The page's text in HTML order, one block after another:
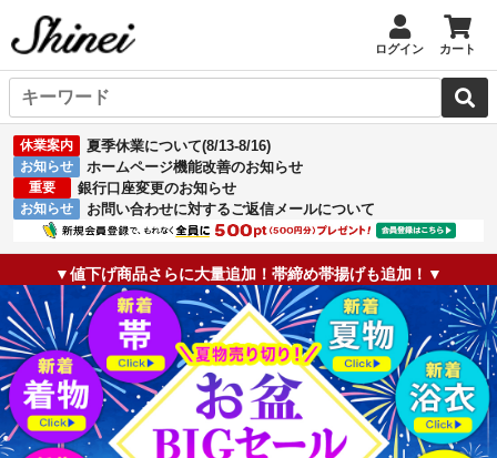
ログイン カート
休業案内 夏季休業について(8/13-8/16)
お知らせ ホームページ機能改善のお知らせ
重要 銀行口座変更のお知らせ
お知らせ お問い合わせに対するご返信メールについて
▼値下げ商品さらに大量追加！帯締め帯揚げも追加！▼